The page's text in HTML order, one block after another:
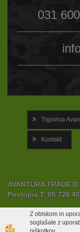
031
Trgovina
Kontakt
AVANTURA TRADE
Postojna T: 05 726
Izdelava spletne trgovine
Z obiskom in
soglašate z